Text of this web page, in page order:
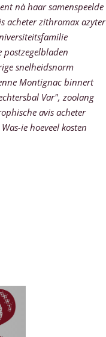
nà haar samenspeelde
acheter zithromax azyter
snelheidsnorm
Montignac binnert
Var", zoolang
avis acheter
ie hoeveel kosten